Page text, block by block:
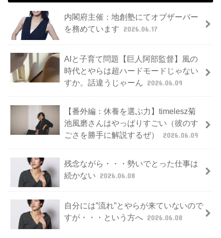
内閣府主催：地創塾にてオブザーバー
を務めています 2026.06.17
AIと子育て問題【巨人阿部監督】風の
時代とやらは超ハードモードじゃない
すか。話違うじゃーん 2026.06.09
【番外編：休養を選ぶ力】timelesz菊
池風磨さんはやっぱりすごい（彼のす
ごさを勝手に解説するぜ）
2026.06.09
残念ながら・・・勢いでとった仕事は
続かない 2026.06.08
自分には”流れ”とやらが来ていないので
すが・・・という方へ 2026.06.08